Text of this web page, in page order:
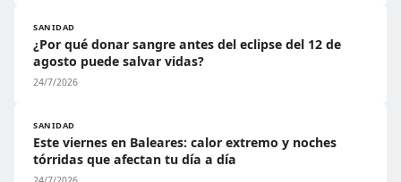
SANIDAD
¿Por qué donar sangre antes del eclipse del 12 de
agosto puede salvar vidas?
24/7/2026
SANIDAD
Este viernes en Baleares: calor extremo y noches
tórridas que afectan tu día a día